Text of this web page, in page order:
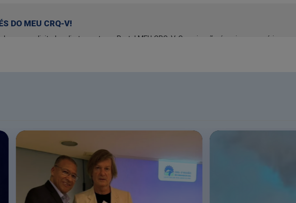
DO MEU CRQ-V!
ser solicitadas diretamente no Portal MEU CRQ-V. Ou seja, não é mais necessário o
SER ENVIADOS ATÉ 31 DE MARÇO DE CADA ANO
ao e-maileventos@crqv.org.br , agora devem ser encaminhados para: